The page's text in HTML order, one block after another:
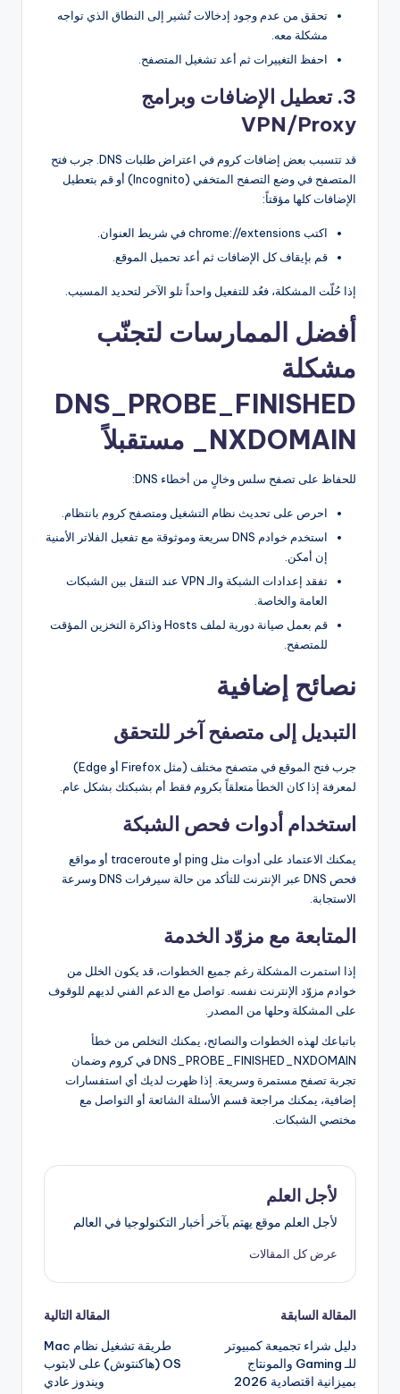
تحقق من عدم وجود إدخالات تُشير إلى النطاق الذي تواجه
مشكلة معه.
احفظ التغييرات ثم أعد تشغيل المتصفح.
3. تعطيل الإضافات وبرامج
VPN/Proxy
قد تتسبب بعض إضافات كروم في اعتراض طلبات DNS. جرب فتح
المتصفح في وضع التصفح المتخفي (Incognito) أو قم بتعطيل
الإضافات كلها مؤقتاً:
اكتب chrome://extensions في شريط العنوان.
قم بإيقاف كل الإضافات ثم أعد تحميل الموقع.
إذا حُلّت المشكلة، فعُد للتفعيل واحداً تلو الآخر لتحديد المسبب.
أفضل الممارسات لتجنّب
مشكلة
DNS_PROBE_FINISHED
_NXDOMAIN مستقبلاً
للحفاظ على تصفح سلس وخالٍ من أخطاء DNS:
احرص على تحديث نظام التشغيل ومتصفح كروم بانتظام.
استخدم خوادم DNS سريعة وموثوقة مع تفعيل الفلاتر الأمنية
إن أمكن.
تفقد إعدادات الشبكة والـ VPN عند التنقل بين الشبكات
العامة والخاصة.
قم بعمل صيانة دورية لملف Hosts وذاكرة التخزين المؤقت
للمتصفح.
نصائح إضافية
التبديل إلى متصفح آخر للتحقق
جرب فتح الموقع في متصفح مختلف (مثل Firefox أو Edge)
لمعرفة إذا كان الخطأ متعلقاً بكروم فقط أم بشبكتك بشكل عام.
استخدام أدوات فحص الشبكة
يمكنك الاعتماد على أدوات مثل ping أو traceroute أو مواقع
فحص DNS عبر الإنترنت للتأكد من حالة سيرفرات DNS وسرعة
الاستجابة.
المتابعة مع مزوّد الخدمة
إذا استمرت المشكلة رغم جميع الخطوات، قد يكون الخلل من
خوادم مزوّد الإنترنت نفسه. تواصل مع الدعم الفني لديهم للوقوف
على المشكلة وحلها من المصدر.
باتباعك لهذه الخطوات والنصائح، يمكنك التخلص من خطأ
DNS_PROBE_FINISHED_NXDOMAIN في كروم وضمان
تجربة تصفح مستمرة وسريعة. إذا ظهرت لديك أي استفسارات
إضافية، يمكنك مراجعة قسم الأسئلة الشائعة أو التواصل مع
مختصي الشبكات.
لأجل العلم
لأجل العلم موقع يهتم بآخر أخبار التكنولوجيا في العالم
عرض كل المقالات
تصفّح
المقالات
المقالة السابقة
دليل شراء تجميعة كمبيوتر
للـ Gaming والمونتاج
بميزانية اقتصادية 2026
المقالة التالية
طريقة تشغيل نظام Mac
OS (هاكنتوش) على لابتوب
ويندوز عادي